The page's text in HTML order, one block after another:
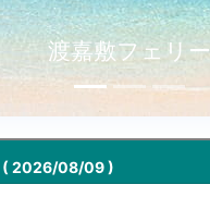
渡嘉敷フェリー
( 2026/08/09 )